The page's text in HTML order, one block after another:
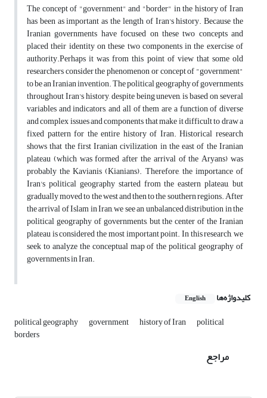
The concept of "government" and "border" in the history of Iran
has been as important as the length of Iran's history. Because the
Iranian governments have focused on these two concepts and
placed their identity on these two components in the exercise of
authority.Perhaps it was from this point of view that some old
researchers consider the phenomenon or concept of "government"
to be an Iranian invention. The political geography of governments
throughout Iran's history, despite being uneven, is based on several
variables and indicators, and all of them are a function of diverse
and complex issues and components that make it difficult to draw a
fixed pattern for the entire history of Iran. Historical research
shows that the first Iranian civilization in the east of the Iranian
plateau (which was formed after the arrival of the Aryans) was
probably the Kavianis (Kianians). Therefore, the importance of
Iran's political geography started from the eastern plateau, but
gradually moved to the west and then to the southern regions. After
the arrival of Islam in Iran, we see an unbalanced distribution in the
political geography of governments, but the center of the Iranian
plateau is considered the most important point. In this research, we
seek to analyze the conceptual map of the political geography of
governments in Iran.
کلیدواژه‌ها English
political geography government history of Iran political
borders
مراجع